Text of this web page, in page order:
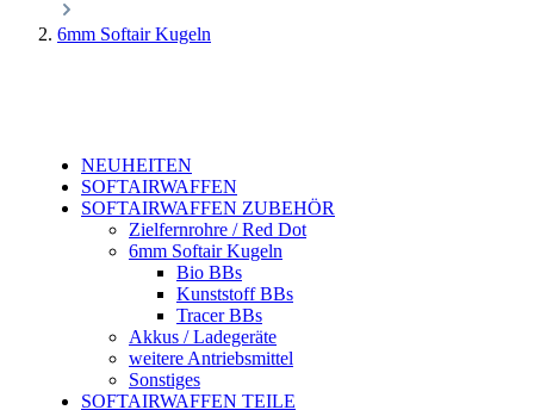
6mm Softair Kugeln
NEUHEITEN
SOFTAIRWAFFEN
SOFTAIRWAFFEN ZUBEHÖR
Zielfernrohre / Red Dot
6mm Softair Kugeln
Bio BBs
Kunststoff BBs
Tracer BBs
Akkus / Ladegeräte
weitere Antriebsmittel
Sonstiges
SOFTAIRWAFFEN TEILE